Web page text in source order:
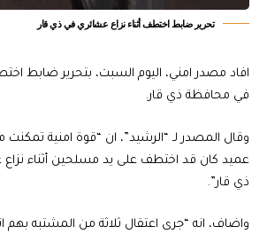
تحرير ضابط اختطف أثناء نزاع عشائري في ذي قار
افاد مصدر امني، اليوم السبت، بتحرير ضابط
في محافظة ذي قار.
وقال المصدر لـ “الرشيد”، ان “قوة امنية تمكنت
عميد كان قد اختطف على يد مسلحين أثناء
ذي قار”.
واضاف، انه “جرى اعتقال ثلاثة من المشتبه بهم